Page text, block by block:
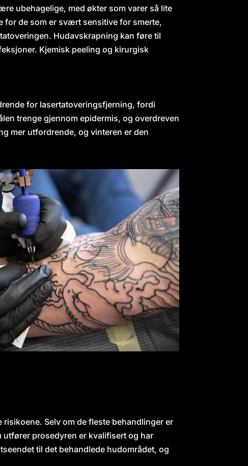
ubehagelige, med økter som varer så lite
for de som er svært sensitive for smerte,
Hudavskrapning kan føre til
Kjemisk peeling og kirurgisk
for lasertatoveringsfjerning, fordi
trenge gjennom epidermis, og overdreven
mer utfordrende, og vinteren er den
Selv om de fleste behandlinger er
prosedyren er kvalifisert og har
til det behandlede hudområdet, og